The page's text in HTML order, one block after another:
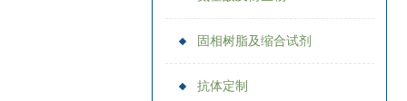
固相树脂及缩合试剂
抗体定制